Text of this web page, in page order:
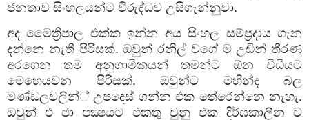
ජනතාව සිංහලයන්ට විරුද්ධව උසිගැන්නුවා.
අද මෛත්‍රිපාල එක්ක ඉන්න අය සිංහල සම්ප්‍රදාය ගැන
දන්නෙ නැති පිරිසක්. ඔවුන් රනිල් වගේ ම උඩින් තීරණ
අරගෙන තම අනුගාමිකයන් තමන්ට ඕන විධියට
මෙහෙයවන පිරිසක්. ඔවුන්ට මහින්ද බල
මණ්ඩලවලින්් උපදෙස් ගන්න එක තේරෙන්නෙ නැහැ.
ඔවුන් එ ජා පක්‍ෂයට එකතු වුනු එක දිර්ඝකාලීන ව